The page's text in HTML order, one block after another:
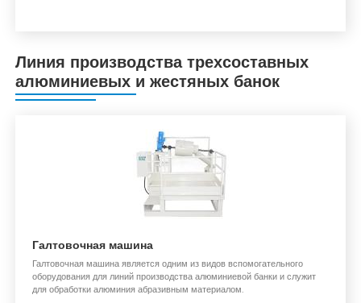
Линия производства трехсоставных
алюминиевых и жестяных банок
Галтовочная машина
Галтовочная машина является одним из видов вспомогательного
оборудования для линий производства алюминиевой банки и служит
для обработки алюминия абразивным материалом.